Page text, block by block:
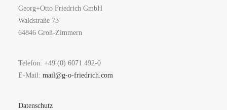
Georg+Otto Friedrich GmbH
Waldstraße 73
64846 Groß-Zimmern
Telefon: +49 (0) 6071 492-0
E-Mail: mail@g-o-friedrich.com
Datenschutz